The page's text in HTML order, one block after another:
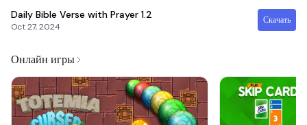
Daily Bible Verse with Prayer 1.2
Oct 27, 2024
Скачать
Онлайн игры